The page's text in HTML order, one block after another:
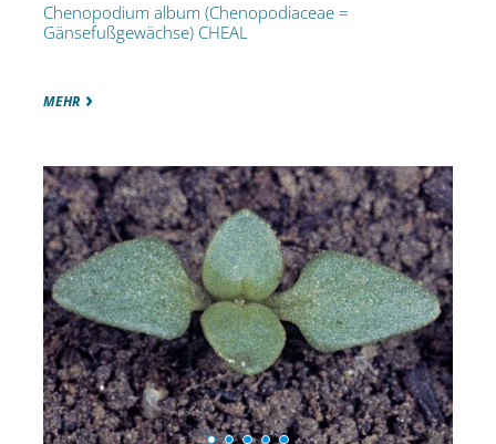
Chenopodium album (Chenopodiaceae =
Gänsefußgewächse) CHEAL
MEHR